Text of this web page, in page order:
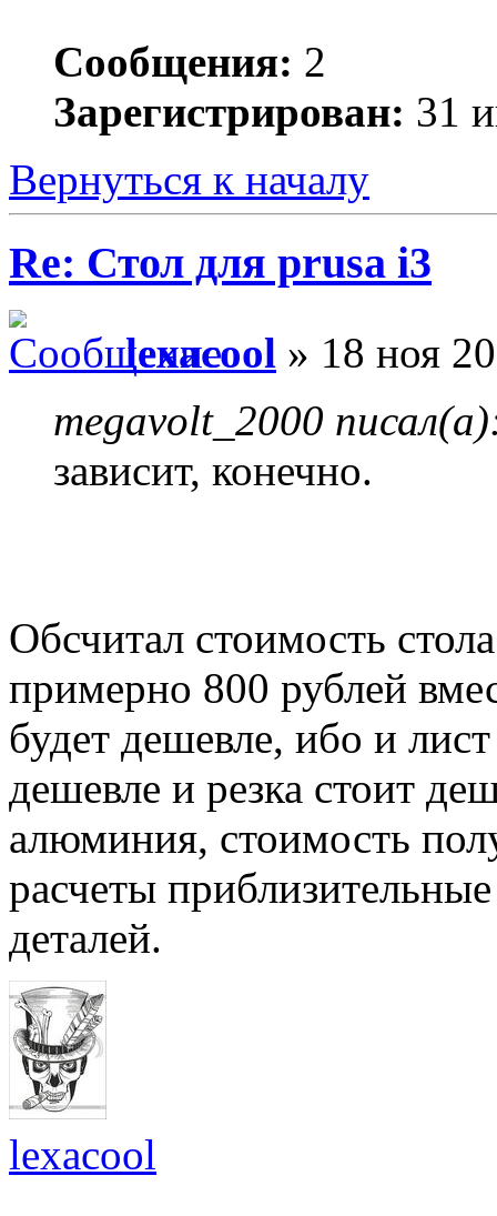
Сообщения: 2
Зарегистрирован: 31
Вернуться к началу
Re: Стол для prusa i3
lexacool » 18 ноя
megavolt_2000
зависит, конечно.
Обсчитал стоимость
примерно 800 рублей
будет дешевле, ибо и
дешевле и резка стоит
алюминия, стоимость
расчеты
деталей.
lexacool